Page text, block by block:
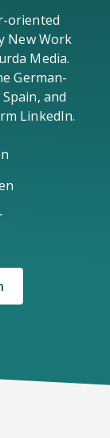
oriented
New Work
Media.
German-
and
LinkedIn.